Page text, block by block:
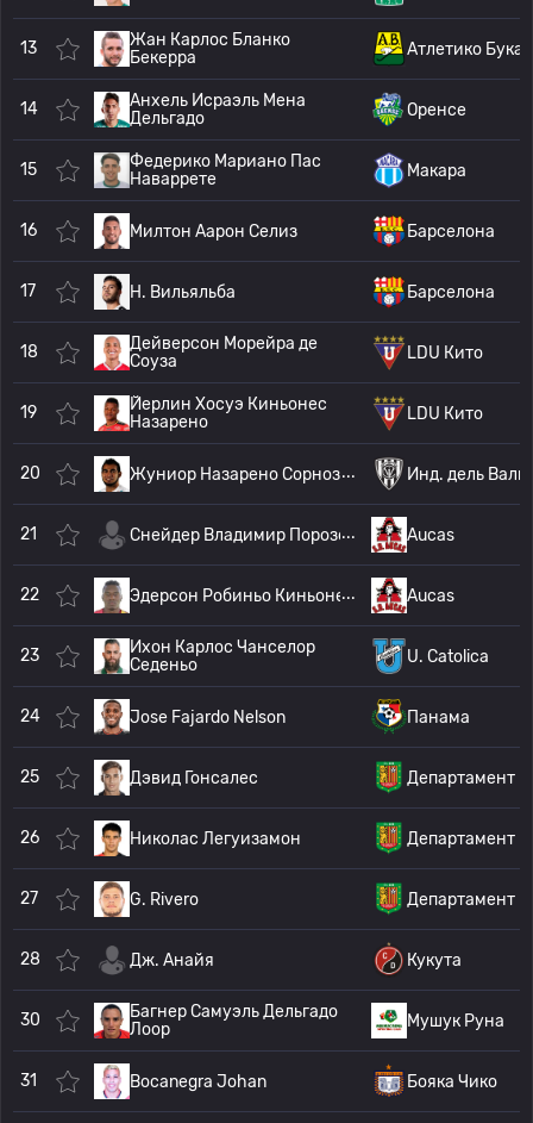
13
Жан Карлос Бланко
Бекерра
Атлетико
14
Анхель Исраэль Мена
Дельгадо
Оренсе
15
Федерико Мариано Пас
Наваррете
Макара
16 Милтон Аарон Селиз Барселона
17 H. Вильяльба Барселона
18
Дейверсон Морейра де
Соуза
LDU Кито
19
Йерлин Хосуэ Киньонес
Назарено
LDU Кито
20 Жуниор Назарено Сорноза МорейрИнд. дель
21 Снейдер Владимир Порозо КайседAucas
22 Эдерсон Робиньо Киньонес МединAucas
23
Ихон Карлос Чанселор
Седеньо
U. Catolica
24 Jose Fajardo Nelson Панама
25 Дэвид Гонсалес Департамент
26 Николас Легуизамон Департамент
27 G. Rivero Департамент
28 Дж. Анайя Кукута
30
Багнер Самуэль Дельгадо
Лоор
Мушук Руна
31 Bocanegra Johan Бояка Чико